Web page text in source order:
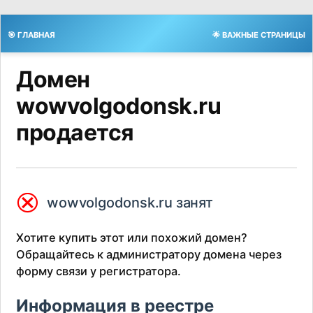
🎯 ГЛАВНАЯ 🌟 ВАЖНЫЕ СТРАНИЦЫ
Домен
wowvolgodonsk.ru
продается
⮿ wowvolgodonsk.ru занят
Хотите купить этот или похожий домен?
Обращайтесь к администратору домена через
форму связи у регистратора.
Информация в реестре